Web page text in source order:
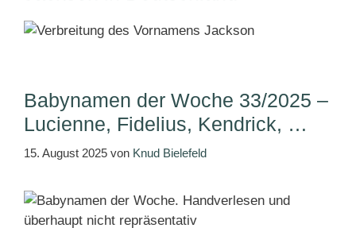
Babynamen der Woche 33/2025 –
Lucienne, Fidelius, Kendrick, …
15. August 2025 von Knud Bielefeld